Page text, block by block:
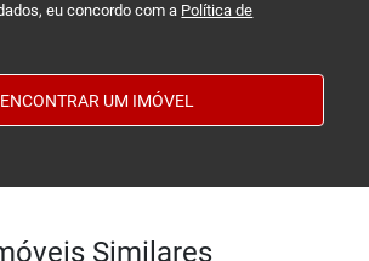
eu concordo com a Política de
ENCONTRAR UM IMÓVEL
Similares